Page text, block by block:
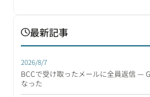
最新記事
2026/8/7
BCCで受け取ったメールに全員返信 —
なった